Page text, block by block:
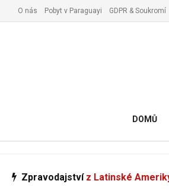
Vyřízení pobytu v Paraguay
Zpravodajství z Latinské
O nás Pobyt v Paraguayi GDPR & Soukromí
DOMŮ